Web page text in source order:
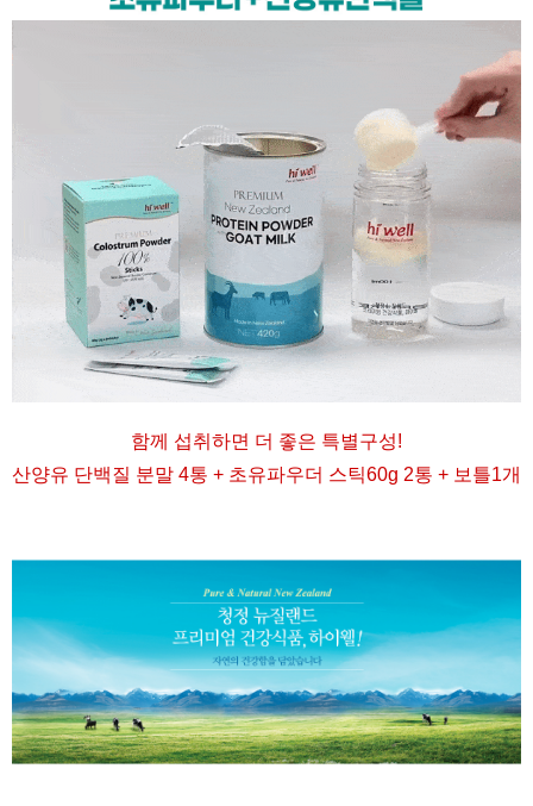
함께 섭취하면 더 좋은 특별구성!
산양유 단백질 분말 4통 + 초유파우더 스틱60g 2통 + 보틀1개